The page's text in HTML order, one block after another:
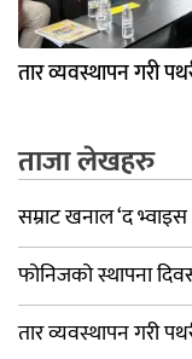
तार व्यवस्थापन गरी
ताजा लेखहरु
सम्राट खनाल ‘द
फोनिजको स्थापना
तार व्यवस्थापन गरी